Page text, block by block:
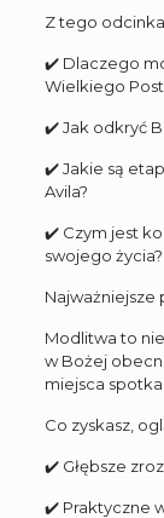
Z tego
✔️ Dlaczego
Wielkiego
✔️ Jak odkryć
✔️ Jakie są
Avila?
✔️ Czym jest
swojego życia?
Najważniejsze
Modlitwa to
w Bożej
miejsca
Co zyskasz,
✔️ Głębsze
✔️ Praktyczne